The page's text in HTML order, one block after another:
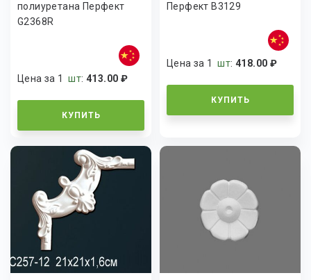
полиуретана Перфект
G2368R
Цена за 1шт:413.00 ₽
КУПИТЬ
Перфект B3129
Цена за 1шт:418.00 ₽
КУПИТЬ